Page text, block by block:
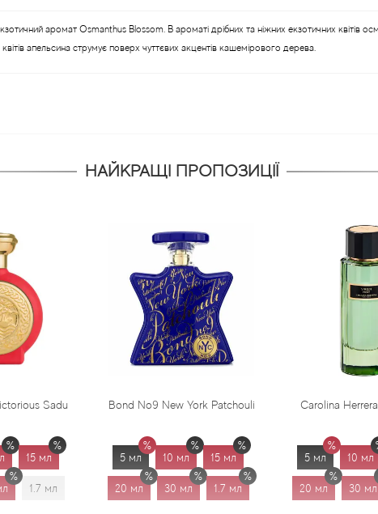
аромат Osmanthus Blossom. В ароматі дрібних та ніжних екзотичних квітів
апельсина струмує поверх чуттєвих акцентів кашемірового дерева.
НАЙКРАЩІ ПРОПОЗИЦІЇ
Bond No9 New York Patchouli
5 мл 15 мл
20 мл 1.7 мл
Carolina Herrera Virgin Mint
5 мл 15 мл
20 мл 1.7 мл